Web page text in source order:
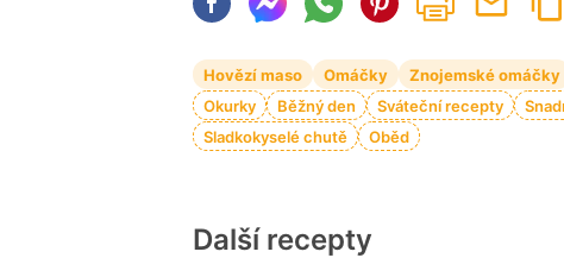
Hovězí maso Omáčky Znojemské omáčky
Okurky
Běžný den Sváteční recepty
Sladkokyselé chutě
Oběd
Další recepty